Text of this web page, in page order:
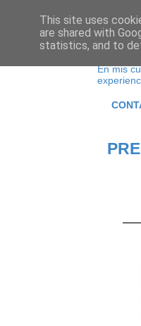
En mis
This site uses
are shared with
statistics, and to